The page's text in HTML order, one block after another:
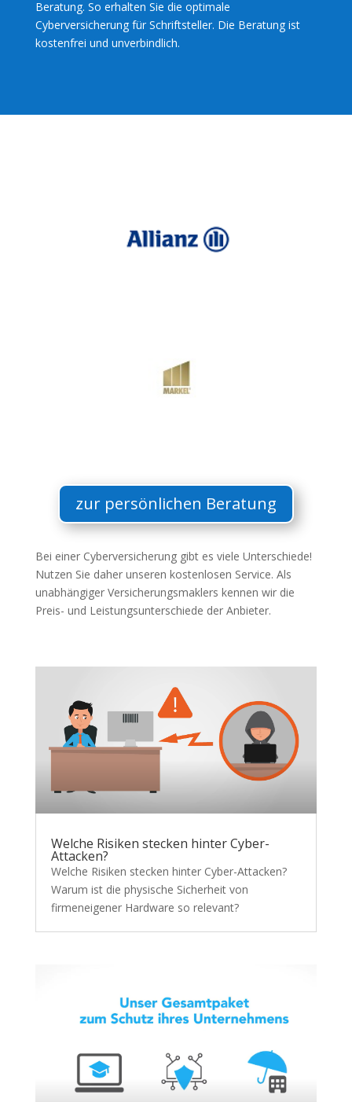
Beratung. So erhalten Sie die optimale
Cyberversicherung für Schriftsteller. Die Beratung ist
kostenfrei und unverbindlich.
zur persönlichen Beratung
Bei einer Cyberversicherung gibt es viele Unterschiede!
Nutzen Sie daher unseren kostenlosen Service. Als
unabhängiger Versicherungsmaklers kennen wir die
Preis- und Leistungsunterschiede der Anbieter.
Welche Risiken stecken hinter Cyber-
Attacken?
Welche Risiken stecken hinter Cyber-Attacken?
Warum ist die physische Sicherheit von
firmeneigener Hardware so relevant?